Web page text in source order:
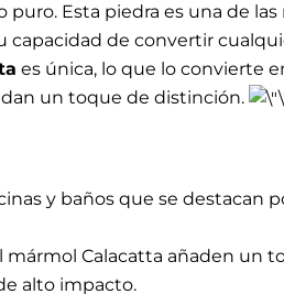
Esta piedra es una de las
capacidad de convertir
es única, lo que lo convierte
un toque de distinción.
y baños que se destacan
mármol Calacatta añaden un
alto impacto.